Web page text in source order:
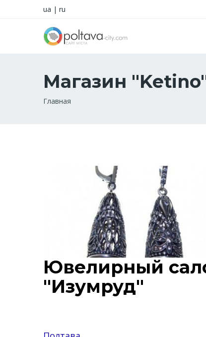
ua | ru
Магазин
Строка
Главная
Ювелирный
"Изумруд"